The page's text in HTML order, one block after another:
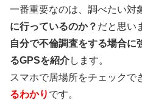
一番重要なのは、調べたい対
に行っているのか？ だと思い
自分で不倫調査をする場合に
るGPSを紹介します。
スマホで居場所をチェックで
るわかり です。